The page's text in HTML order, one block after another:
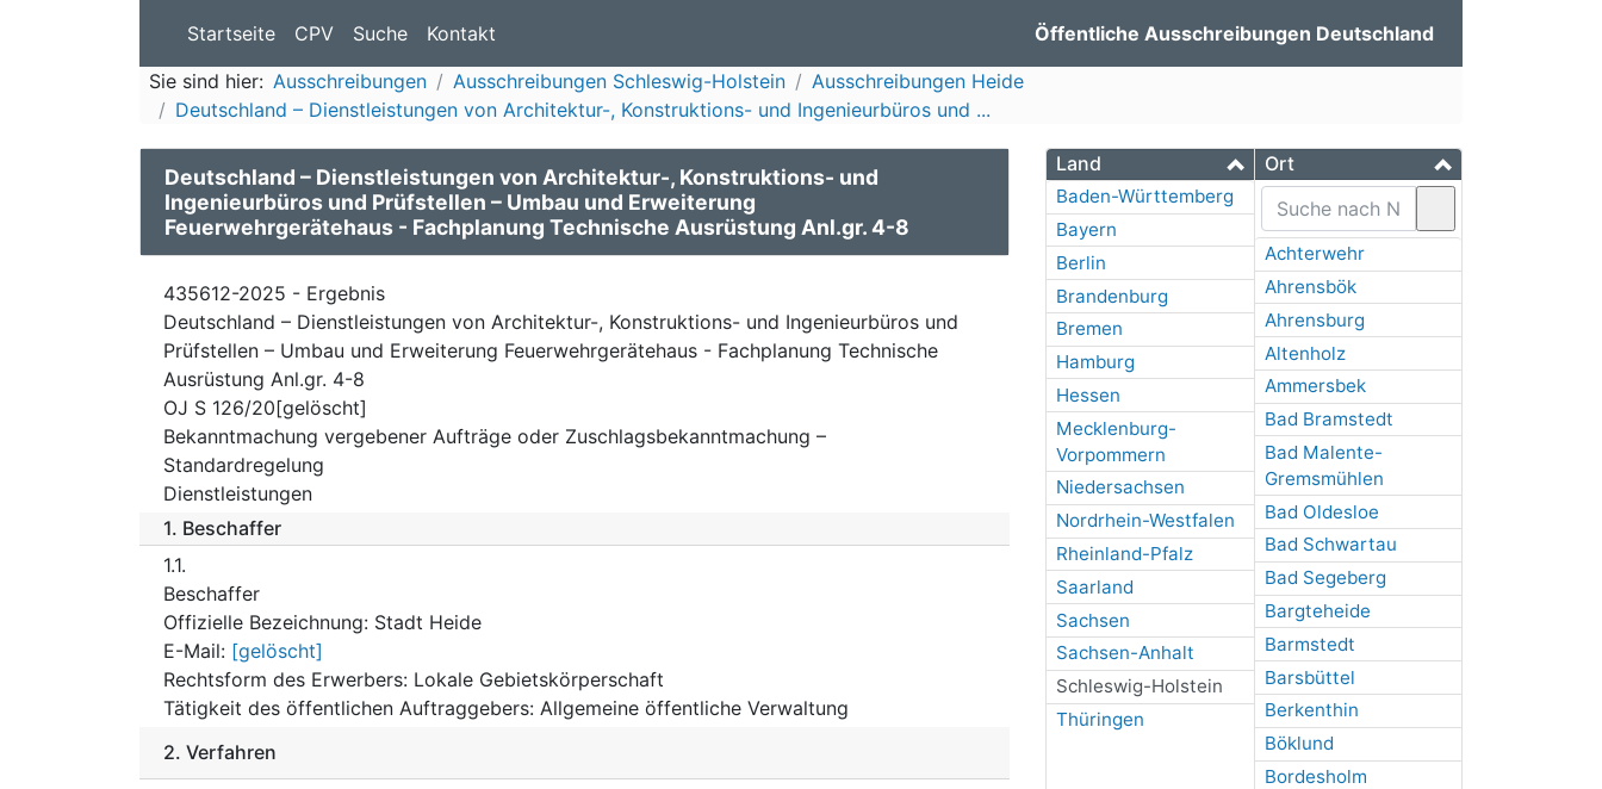
Startseite CPV Suche Kontakt Öffentliche Ausschreibungen Deutschland
Sie sind hier: Ausschreibungen Ausschreibungen Schleswig-Holstein
Ausschreibungen Heide
Deutschland – Dienstleistungen von Architektur-, Konstruktions- und Ingenieurbüros und ...
Land
Baden-Württemberg
Bayern
Berlin
Brandenburg
Bremen
Hamburg
Hessen
Mecklenburg-
Vorpommern
Niedersachsen
Nordrhein-Westfalen
Rheinland-Pfalz
Saarland
Sachsen
Sachsen-Anhalt
Schleswig-Holstein
Thüringen
Ort
Achterwehr
Ahrensbök
Ahrensburg
Altenholz
Ammersbek
Bad Bramstedt
Bad Malente-
Gremsmühlen
Bad Oldesloe
Bad Schwartau
Bad Segeberg
Bargteheide
Barmstedt
Barsbüttel
Berkenthin
Böklund
Bordesholm
Deutschland – Dienstleistungen von Architektur-, Konstruktions- und
Ingenieurbüros und Prüfstellen – Umbau und Erweiterung
Feuerwehrgerätehaus - Fachplanung Technische Ausrüstung Anl.gr. 4-8
435612-2025 - Ergebnis
Deutschland – Dienstleistungen von Architektur-, Konstruktions- und Ingenieurbüros und
Prüfstellen – Umbau und Erweiterung Feuerwehrgerätehaus - Fachplanung Technische
Ausrüstung Anl.gr. 4-8
OJ S 126/20[gelöscht]
Bekanntmachung vergebener Aufträge oder Zuschlagsbekanntmachung –
Standardregelung
Dienstleistungen
1. Beschaffer
1.1.
Beschaffer
Offizielle Bezeichnung: Stadt Heide
E-Mail: [gelöscht]
Rechtsform des Erwerbers: Lokale Gebietskörperschaft
Tätigkeit des öffentlichen Auftraggebers: Allgemeine öffentliche Verwaltung
2. Verfahren